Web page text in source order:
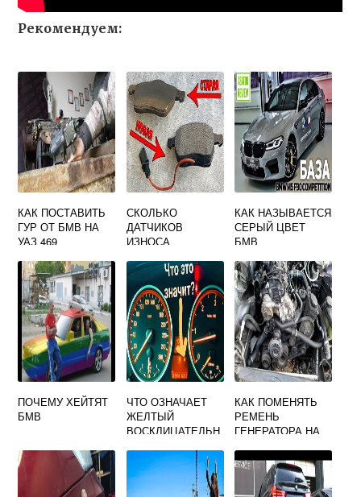
Рекомендуем:
КАК ПОСТАВИТЬ
ГУР ОТ БМВ НА
УАЗ 469
СКОЛЬКО
ДАТЧИКОВ
ИЗНОСА
КОЛОДОК НА БМВ
F30
КАК НАЗЫВАЕТСЯ
СЕРЫЙ ЦВЕТ
БМВ
ПОЧЕМУ ХЕЙТЯТ
БМВ
ЧТО ОЗНАЧАЕТ
ЖЕЛТЫЙ
ВОСКЛИЦАТЕЛЬН
ПАНЕЛИ
ПРИБОРОВ БМВ
Е90
КАК ПОМЕНЯТЬ
РЕМЕНЬ
ГЕНЕРАТОРА НА